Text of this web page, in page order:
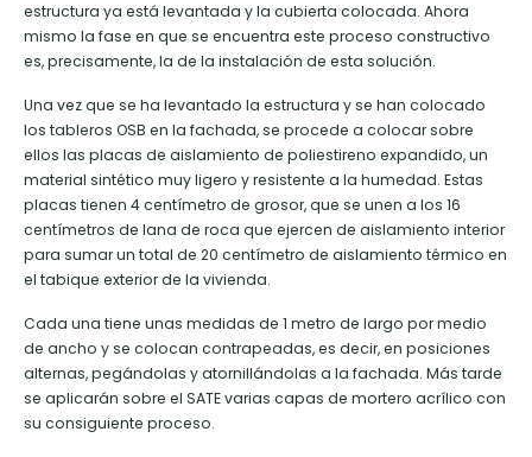
estructura ya está levantada y la cubierta colocada. Ahora
mismo la fase en que se encuentra este proceso constructivo
es, precisamente, la de la instalación de esta solución.
Una vez que se ha levantado la estructura y se han colocado
los tableros OSB en la fachada, se procede a colocar sobre
ellos las placas de aislamiento de poliestireno expandido, un
material sintético muy ligero y resistente a la humedad. Estas
placas tienen 4 centímetro de grosor, que se unen a los 16
centímetros de lana de roca que ejercen de aislamiento interior
para sumar un total de 20 centímetro de aislamiento térmico en
el tabique exterior de la vivienda.
Cada una tiene unas medidas de 1 metro de largo por medio
de ancho y se colocan contrapeadas, es decir, en posiciones
alternas, pegándolas y atornillándolas a la fachada. Más tarde
se aplicarán sobre el SATE varias capas de mortero acrílico con
su consiguiente proceso.